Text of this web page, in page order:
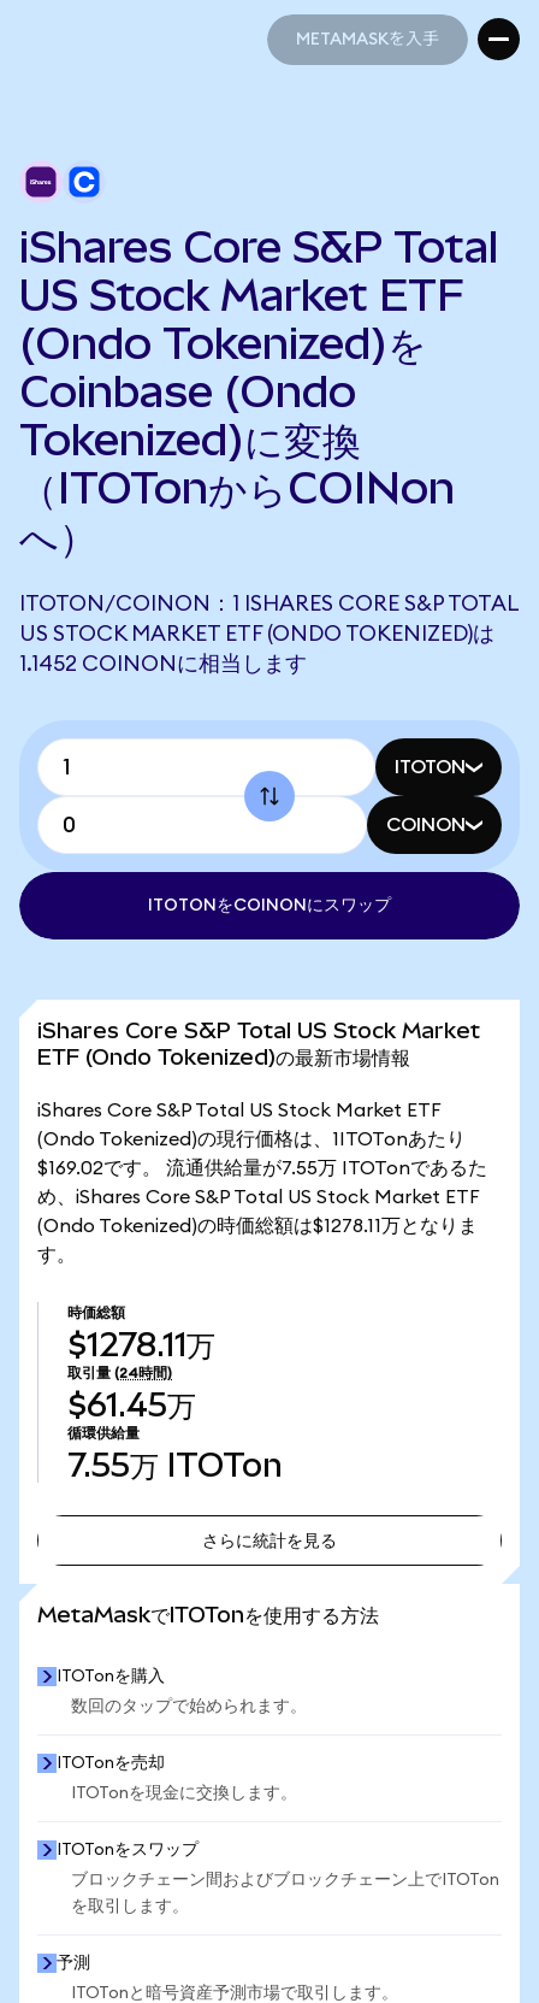
METAMASKを入手
iShares Core S&P Total
US Stock Market ETF
(Ondo Tokenized)を
Coinbase (Ondo
Tokenized)に変換
（ITOTonからCOINon
へ）
ITOTON/COINON：1 ISHARES CORE S&P TOTAL
US STOCK MARKET ETF (ONDO TOKENIZED)は
1.1452 COINONに相当します
ITOTON
COINON
ITOTONをCOINONにスワップ
iShares Core S&P Total US Stock Market
ETF (Ondo Tokenized)の最新市場情報
iShares Core S&P Total US Stock Market ETF
(Ondo Tokenized)の現行価格は、1ITOTonあたり
$169.02です。 流通供給量が7.55万 ITOTonであるた
め、iShares Core S&P Total US Stock Market ETF
(Ondo Tokenized)の時価総額は$1278.11万となりま
す。
時価総額
$1278.11万
取引量 (24時間)
$61.45万
循環供給量
7.55万 ITOTon
さらに統計を見る
MetaMaskでITOTonを使用する方法
ITOTonを購入
数回のタップで始められます。
ITOTonを売却
ITOTonを現金に交換します。
ITOTonをスワップ
ブロックチェーン間およびブロックチェーン上でITOTon
を取引します。
予測
ITOTonと暗号資産予測市場で取引します。